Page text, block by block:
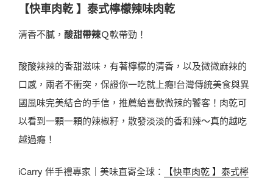
【快車肉乾 】泰式檸檬辣味肉乾
清香不膩， 酸甜帶辣Ｑ軟帶勁！
酸酸辣辣的香甜滋味，有著檸檬的清香，以及微微麻辣的
口感，兩者不衝突，保證你一吃就上癮!台灣傳統美食與異
國風味完美結合的手信，推薦給喜歡微辣的饕客！肉乾可
以看到一顆一顆的辣椒籽，散發淡淡的香和辣～真的越吃
越過癮！
iCarry 伴手禮專家｜美味直寄全球：
【快車肉乾 】泰式檸